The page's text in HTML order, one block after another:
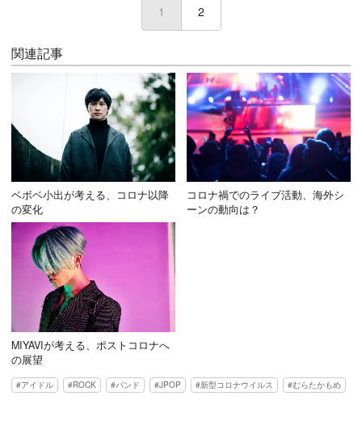
1 (current)
2
関連記事
ベボベ小出が考える、コロナ以降
の変化
コロナ禍でのライブ活動、海外シ
ーンの動向は？
MIYAVIが考える、ポストコロナへ
の展望
アイドル ROCK バンド JPOP 新型コロナウイルス むらたかもめ